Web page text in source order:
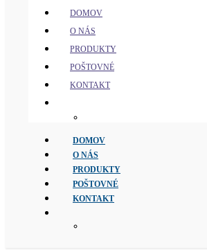
DOMOV
O NÁS
PRODUKTY
POŠTOVNÉ
KONTAKT
DOMOV
O NÁS
PRODUKTY
POŠTOVNÉ
KONTAKT